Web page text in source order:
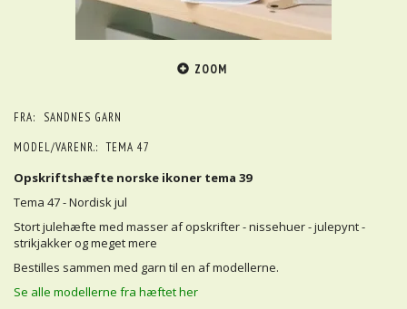
ZOOM
FRA:
SANDNES GARN
MODEL/VARENR.: TEMA 47
Opskriftshæfte norske ikoner tema 39
Tema 47 - Nordisk jul
Stort julehæfte med masser af opskrifter - nissehuer - julepynt -
strikjakker og meget mere
Bestilles sammen med garn til en af modellerne.
Se alle modellerne fra hæftet her